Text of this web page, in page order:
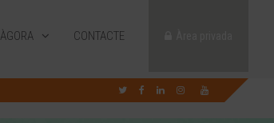
ÀGORA CONTACTE